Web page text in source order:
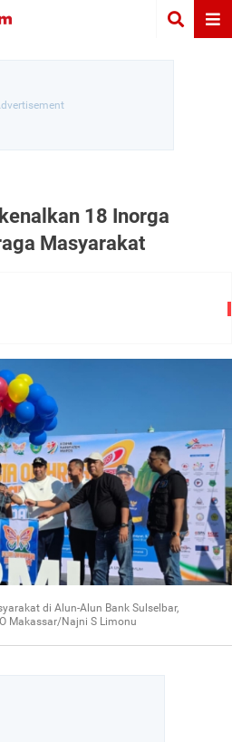
18 Inorga
Masyarakat
di Alun-Alun Bank Sulselbar,
Makassar/Najni S Limonu